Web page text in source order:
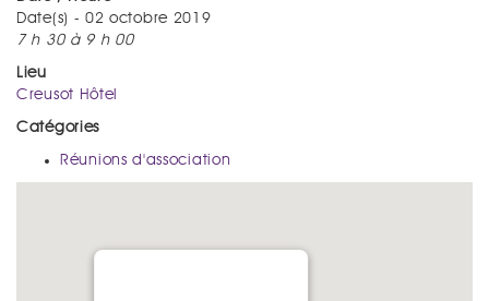
Date(s) - 02 octobre 2019
7 h 30 à 9 h 00
Lieu
Creusot Hôtel
Catégories
Réunions d'association